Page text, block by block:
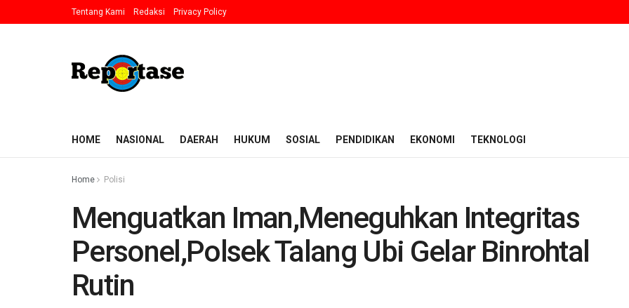
Tentang Kami Redaksi Privacy Policy
HOME NASIONAL DAERAH HUKUM SOSIAL PENDIDIKAN EKONOMI TEKNOLOGI
Home Polisi
Menguatkan Iman,Meneguhkan Integritas
Personel,Polsek Talang Ubi Gelar Binrohtal
Rutin